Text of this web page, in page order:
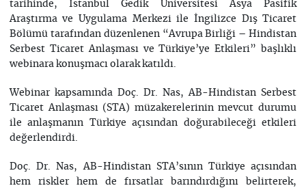
tarihinde, İstanbul Gedik Üniversitesi Asya Pasifik
Araştırma ve Uygulama Merkezi ile İngilizce Dış Ticaret
Bölümü tarafından düzenlenen “Avrupa Birliği – Hindistan
Serbest Ticaret Anlaşması ve Türkiye’ye Etkileri” başlıklı
webinara konuşmacı olarak katıldı.
Webinar kapsamında Doç. Dr. Nas, AB-Hindistan Serbest
Ticaret Anlaşması (STA) müzakerelerinin mevcut durumu
ile anlaşmanın Türkiye açısından doğurabileceği etkileri
değerlendirdi.
Doç. Dr. Nas, AB-Hindistan STA’sının Türkiye açısından
hem riskler hem de fırsatlar barındırdığını belirterek,